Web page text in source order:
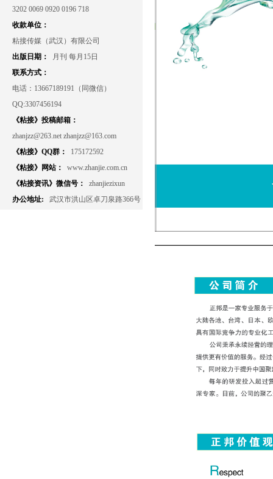
3202 0069 0920 0196 718
收款单位：
粘接传媒（武汉）有限公司
出版日期：
月刊 每月15日
联系方式：
电话：13667189191（同微信）
QQ:3307456194
《粘接》投稿邮箱：
zhanjzz@263.net zhanjzz@163.com
《粘接》QQ群：
175172592
《粘接》网站：
www.zhanjie.com.cn
《粘接资讯》微信号：
zhanjiezixun
办公地址:
武汉市洪山区卓刀泉路366号